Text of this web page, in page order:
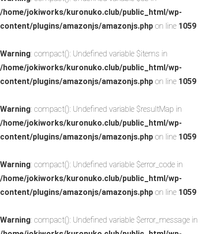
/home/jokiworks/kuronuko.club/public_html/wp-
content/plugins/amazonjs/amazonjs.php on line 1059
Warning: compact(): Undefined variable $items in
/home/jokiworks/kuronuko.club/public_html/wp-
content/plugins/amazonjs/amazonjs.php on line 1059
Warning: compact(): Undefined variable $resultMap in
/home/jokiworks/kuronuko.club/public_html/wp-
content/plugins/amazonjs/amazonjs.php on line 1059
Warning: compact(): Undefined variable $error_code in
/home/jokiworks/kuronuko.club/public_html/wp-
content/plugins/amazonjs/amazonjs.php on line 1059
Warning: compact(): Undefined variable $error_message in